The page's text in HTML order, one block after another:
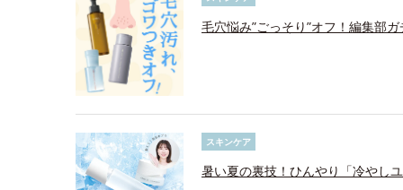
毛穴悩み”ごっそり”オフ！編集部
スキンケア
暑い夏の裏技！ひんやり「冷やし